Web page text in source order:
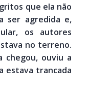
que ela não
ser agredida e,
os autores
no terreno.
chegou, ouviu a
estava trancada